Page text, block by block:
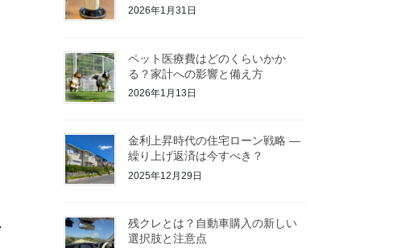
2026年1月31日
ペット医療費はどのくらいかか
る？家計への影響と備え方
2026年1月13日
金利上昇時代の住宅ローン戦略 ―
繰り上げ返済は今すべき？
2025年12月29日
残クレとは？自動車購入の新しい
選択肢と注意点